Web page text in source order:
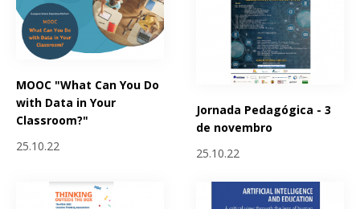
MOOC "What Can You Do
with Data in Your
Classroom?"
25.10.22
Jornada Pedagógica - 3
de novembro
25.10.22